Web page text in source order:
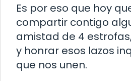
Es por eso que hoy
compartir contigo
amistad de 4
y honrar esos lazos
que nos unen.